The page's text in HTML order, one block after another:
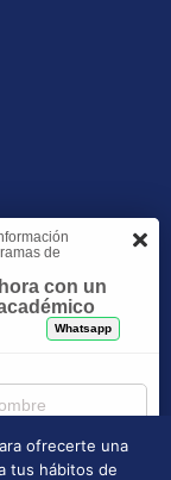
ofrecerte una
tus hábitos de
de
con un
Whatsapp